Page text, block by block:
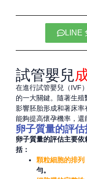
LINE
試管嬰兒
在進行試管嬰兒（IVF
的一大關鍵。隨著生
影響胚胎形成和著床
能夠提高懷孕機率，還
卵子質量的評估
卵子質量的評估主要
括：
顆粒細胞的排列
勻。